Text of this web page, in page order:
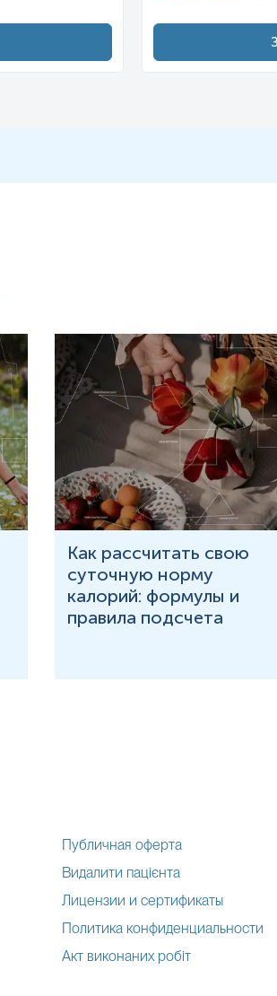
Как рассчитать свою
суточную норму
калорий: формулы и
правила подсчета
Публичная оферта
Видалити пацієнта
Лицензии и сертификаты
Политика конфиденциальности
Акт виконаних робіт